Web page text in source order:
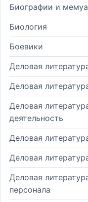
Биографии и
Биология
Боевики
Деловая
Деловая
Деловая
деятельность
Деловая
Деловая
Деловая
персонала